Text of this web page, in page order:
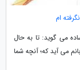
ام
می گوید: تا به حال
می آید که؛ آنچه شما